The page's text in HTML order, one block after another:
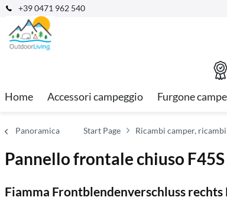
+39 0471 962 540
Home Accessori campeggio Furgone
Panoramica Start Page Ricambi camper,
Pannello frontale chiuso F45S
Fiamma Frontblendenverschluss rechts